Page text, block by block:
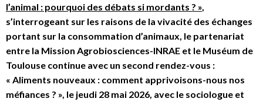
l’animal : pourquoi des débats si mordants ? »
s’interrogeant sur les raisons de la vivacité des échanges
portant sur la consommation d’animaux, le partenariat
entre la Mission Agrobiosciences-INRAE et le Muséum de
Toulouse continue avec un second rendez-vous :
« Aliments nouveaux : comment apprivoisons-nous nos
méfiances ? », le jeudi 28 mai 2026, avec le sociologue et